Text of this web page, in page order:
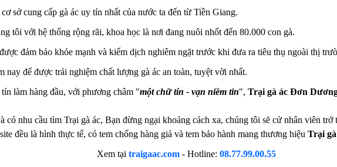
sở cung cấp gà ác uy tín nhất của nước ta đến từ Tiền Giang.
tôi với hệ thống rộng rãi, khoa học là nơi đang nuôi nhốt đến 80.000 con gà.
đảm bảo khỏe mạnh và kiểm dịch nghiêm ngặt trước khi đưa ra tiêu thụ ngoài thị
nay để được trải nghiệm chất lượng gà ác an toàn, tuyệt vời nhất.
làm hàng đầu, với phương châm "một chữ tín - vạn niềm tin", Trại gà ác Đơn
có nhu cầu tìm Trại gà ác, Bạn đừng ngại khoảng cách xa, chúng tôi sẽ cử nhân viên
đều là hình thực tế, có tem chống hàng giả và tem bảo hành mang thương hiệu Trại
Xem tạitraigaac.com - Hotline: 08.77.99.00.55